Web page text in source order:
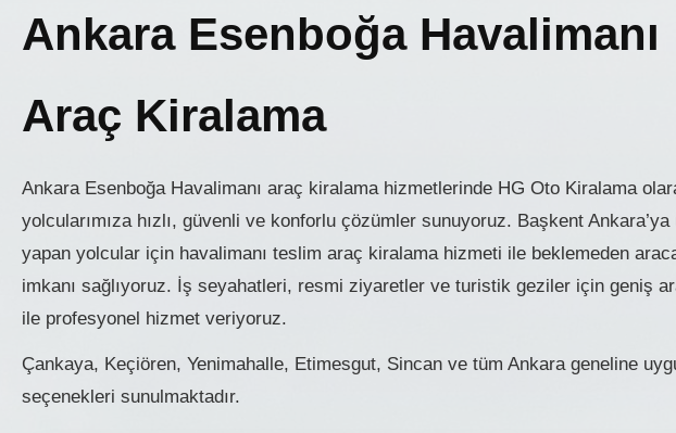
Ankara Esenboğa Havalimanı
Araç Kiralama
Ankara Esenboğa Havalimanı araç kiralama hizmetlerinde HG Oto Kiralama
yolcularımıza hızlı, güvenli ve konforlu çözümler sunuyoruz. Başkent Ankara’ya
yapan yolcular için havalimanı teslim araç kiralama hizmeti ile beklemeden
imkanı sağlıyoruz. İş seyahatleri, resmi ziyaretler ve turistik geziler için geniş
ile profesyonel hizmet veriyoruz.
Çankaya, Keçiören, Yenimahalle, Etimesgut, Sincan ve tüm Ankara geneline
seçenekleri sunulmaktadır.